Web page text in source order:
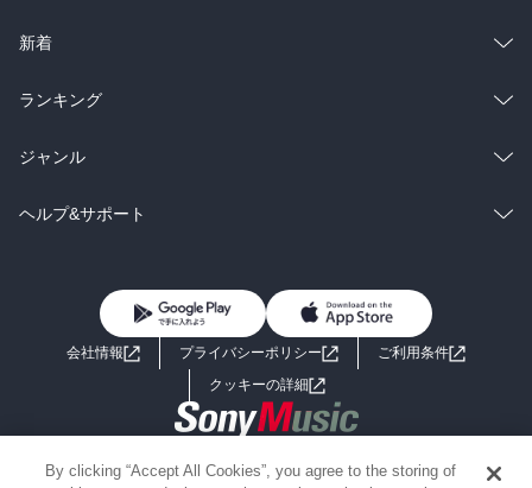
ラノベ
雑誌・グラビア
BL・TL
総合
ラノベ
雑誌・グラビア
BL・TL
新着
総合
ラノベ
雑誌・グラビア
ランキング
総合
ラノベ
ジャンル
コミック
ライトノベル 男子向けラノベ
小説
海外小説
ヘルプ&サポート
よくあるご質問 お問い合わせ
会社情報 プライバシーポリシー
ご利用条件
クッキーの詳細
Copyright 2017 - 2026 Sony Music Entertainment(Japan) Inc.
By clicking “Accept All Cookies”, you agree to the storing of